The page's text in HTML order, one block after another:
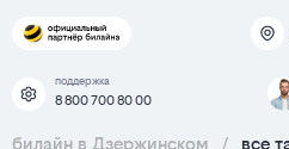
поддержка
8 800 700 80 00
билайн в Дзержинском / все